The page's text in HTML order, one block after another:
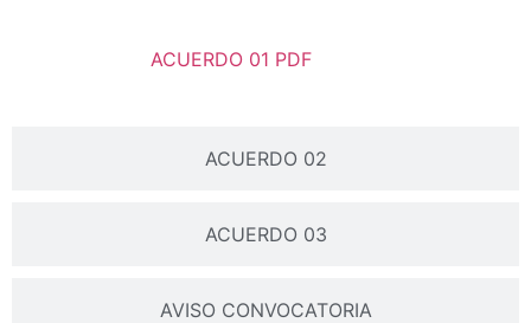
ACUERDO 02
ACUERDO 03
AVISO CONVOCATORIA
ACUERDO 01 PDF